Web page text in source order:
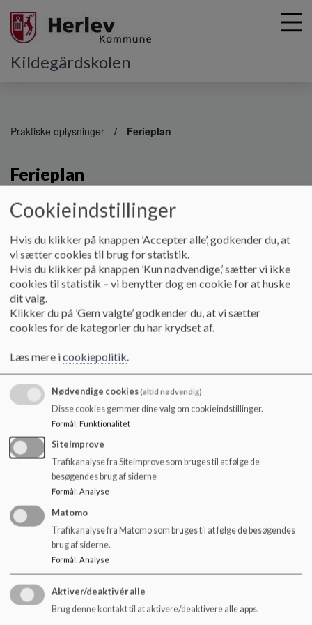
h
t
Kildegårdskolen
Praktiske oplysninger Ferieplan
Ferieplan
Ferieplan kan sesher
SFO:
Der vil være sampasning på afd. Vest i ugerne 28, 29, 30 og
31. (grundet ombygning på Øst.)
Åbningstiderne er: 6:30-17:00 mandag-torsdag samt 6:30-
16:00 fredag
Klubben:
Der er åbent hele sommerferien fra kl. 9:00-16:00
Faste lukkedage:
Onsdag før påsken
Grundlovsdag
Fredagen efter Kr. Himmelfart
Juleaftensdag
Mellem jul og nytår
Cookieindstillinger
Hvis du klikker på knappen ’Accepter alle’, godkender du, at
vi sætter cookies til brug for statistik.
Hvis du klikker på knappen ’Kun nødvendige,’ sætter vi ikke
cookies til statistik – vi benytter dog en cookie for at huske
dit valg.
Klikker du på ’Gem valgte’ godkender du, at vi sætter
cookies for de kategorier du har krydset af.
Læs mere icookiepolitik.
Nødvendige cookies(altid nødvendig)
Disse cookies gemmer dine valg om cookieindstillinger.
Formål: Funktionalitet
SiteImprove
Trafikanalyse fra Siteimprove som bruges til at følge de
besøgendes brug af siderne
Formål : Analyse
Matomo
Trafikanalyse fra Matomo som bruges til at følge de besøgendes
brug af siderne.
Formål: Analyse
Aktiver/deaktivér alle
Brug denne kontakt til at aktivere/deaktivere alle apps.